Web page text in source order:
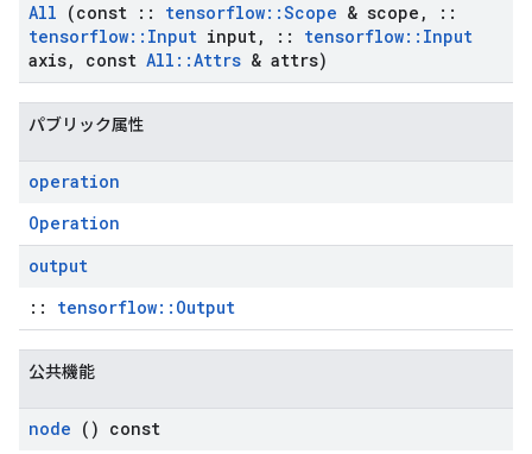
All (const :: tensorflow::Scope & scope ,
::
tensorflow:: Input input, :: tensorflow:: Input
axis, const All ::Attrs & attrs)
パブリック属性
operation
Operation
output
:: tensorflow::Output
公共機能
node () const